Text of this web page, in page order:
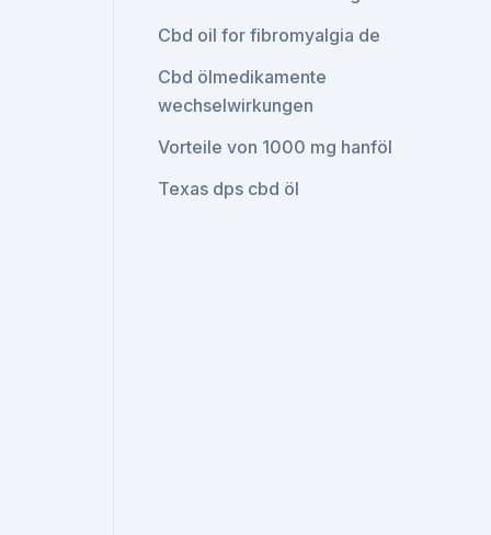
Cbd oil for fibromyalgia de
Cbd ölmedikamente
wechselwirkungen
Vorteile von 1000 mg hanföl
Texas dps cbd öl